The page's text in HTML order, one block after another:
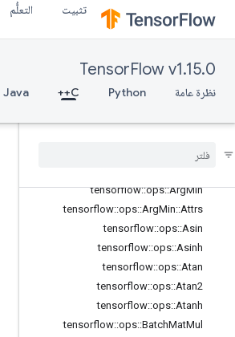
تثبيت التعلُّم
TensorFlow v1.15.0
نظرة عامة Python
C++
Java
tensorflow::ops::Angle
tensorflow::ops::Angle::Attrs
tensorflow::ops::Any
tensorflow::ops::ApproximateEqual
Max
tensorflow::ops::ArgMin
tensorflow::ops::ArgMin::Attrs
tensorflow::ops::Asin
tensorflow::ops::Asinh
tensorflow::ops::Atan
tensorflow::ops::Atan2
tensorflow::ops::Atanh
tensorflow::ops::BatchMatMul